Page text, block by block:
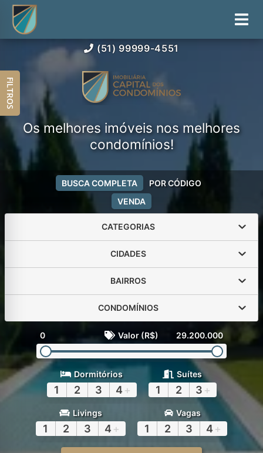
(51) 99999-4551
Os melhores imóveis nos melhores
condomínios!
VENDA
BUSCA COMPLETA POR CÓDIGO
CATEGORIAS
CIDADES
BAIRROS
CONDOMÍNIOS
0 Valor (R$) 29.200.000
Dormitórios
1 2 3 4 +
Suítes
1 2 3 +
Livings
1 2 3 4 +
Vagas
1 2 3 4 +
FILTROS